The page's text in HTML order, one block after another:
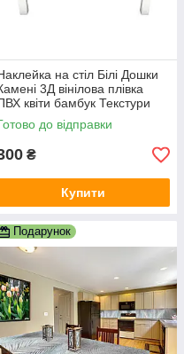
на стіл Білі Дошки
3Д вінілова плівка
квіти бамбук Текстури
600х1200 мм
до відправки
₴
Купити
Подарунок